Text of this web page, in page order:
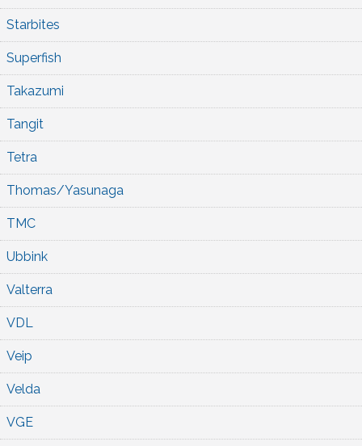
Starbites
Superfish
Takazumi
Tangit
Tetra
Thomas/Yasunaga
TMC
Ubbink
Valterra
VDL
Veip
Velda
VGE